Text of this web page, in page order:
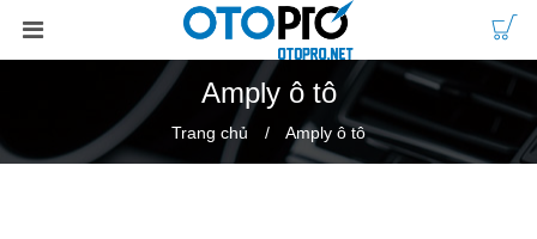
Amply ô tô
Trang chủ Amply ô tô